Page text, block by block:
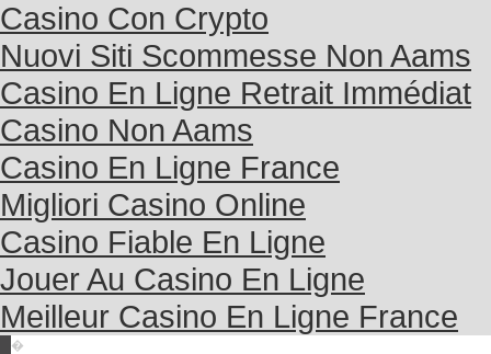
Casino Con Crypto
Nuovi Siti Scommesse Non Aams
Casino En Ligne Retrait Immédiat
Casino Non Aams
Casino En Ligne France
Migliori Casino Online
Casino Fiable En Ligne
Jouer Au Casino En Ligne
Meilleur Casino En Ligne France
�